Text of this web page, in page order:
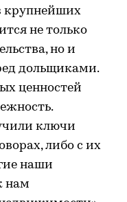
крупнейших
не только
но и
дольщиками.
ценностей
ключи
либо с их
наши
нам